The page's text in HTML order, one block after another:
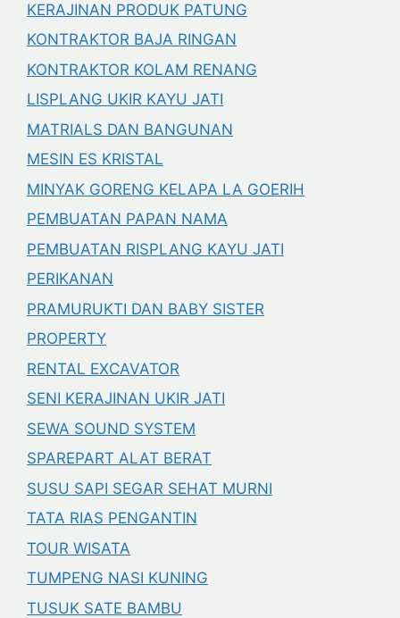
KERAJINAN PRODUK PATUNG
KONTRAKTOR BAJA RINGAN
KONTRAKTOR KOLAM RENANG
LISPLANG UKIR KAYU JATI
MATRIALS DAN BANGUNAN
MESIN ES KRISTAL
MINYAK GORENG KELAPA LA GOERIH
PEMBUATAN PAPAN NAMA
PEMBUATAN RISPLANG KAYU JATI
PERIKANAN
PRAMURUKTI DAN BABY SISTER
PROPERTY
RENTAL EXCAVATOR
SENI KERAJINAN UKIR JATI
SEWA SOUND SYSTEM
SPAREPART ALAT BERAT
SUSU SAPI SEGAR SEHAT MURNI
TATA RIAS PENGANTIN
TOUR WISATA
TUMPENG NASI KUNING
TUSUK SATE BAMBU